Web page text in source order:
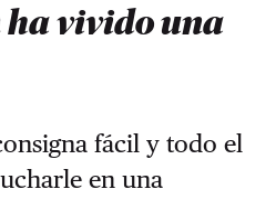
vivido una
fácil y todo el
en una